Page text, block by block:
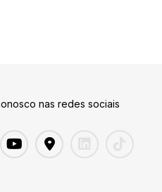
nas redes sociais